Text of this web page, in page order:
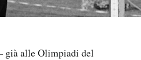
già alle Olimpiadi del